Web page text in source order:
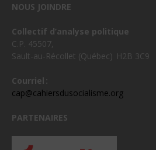
NOUS JOINDRE
Collectif d’analyse politique
C.P. 45507,
Sault-au-Récollet (Québec) H2B 3C9
Courriel :
cap@cahiersdusocialisme.org
PARTENAIRES